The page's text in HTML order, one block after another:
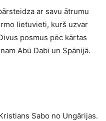
ar savu ātrumu
lietuvieti, kurš uzvar
posmus pēc kārtas
Abū Dabī un Spānijā.
Sabo no Ungārijas.